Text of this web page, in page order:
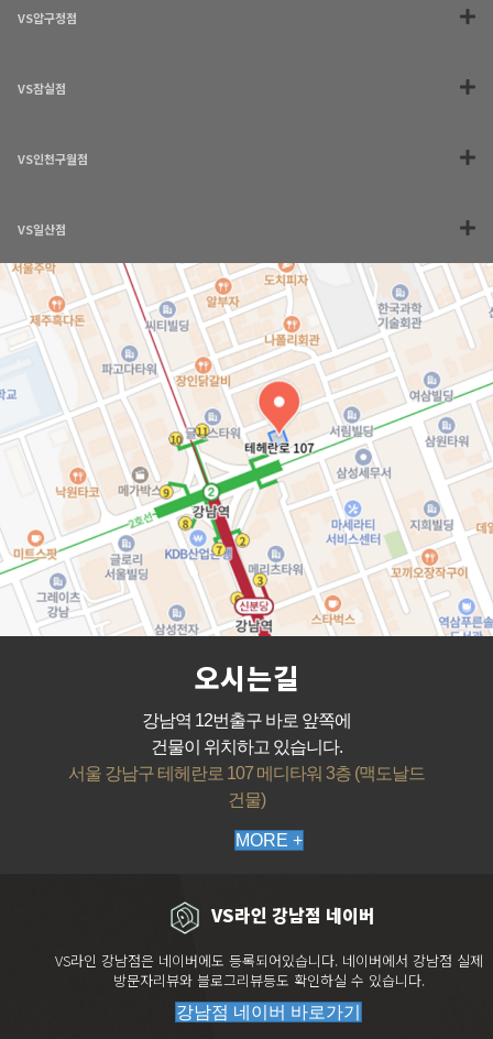
VS압구정점
VS잠실점
VS인천구월점
VS일산점
오시는길
강남역 12번출구 바로 앞쪽에
건물이 위치하고 있습니다.
서울 강남구 테헤란로 107 메디타워 3층 (맥도날드
건물)
MORE +
VS라인 강남점 네이버
VS라인 강남점은 네이버에도 등록되어있습니다. 네이버에서 강남점 실제
방문자리뷰와 블로그리뷰등도 확인하실 수 있습니다.
강남점 네이버 바로가기